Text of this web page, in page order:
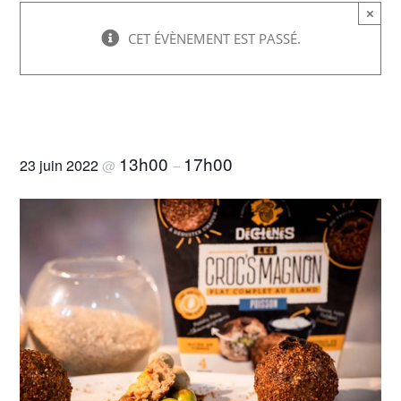
CET ÉVÈNEMENT EST PASSÉ.
×
23 juin 2022@ 13h00– 17h00